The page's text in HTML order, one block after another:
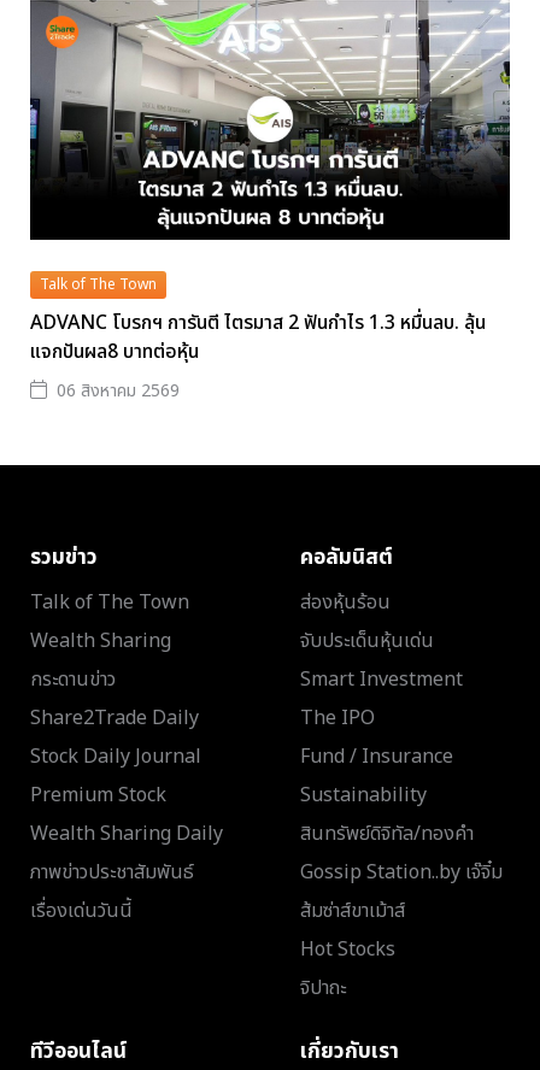
Talk of The Town
ADVANC โบรกฯ การันตี ไตรมาส 2 ฟันกำไร 1.3 หมื่นลบ. ลุ้น
แจกปันผล8 บาทต่อหุ้น
06 สิงหาคม 2569
รวมข่าว
Talk of The Town
Wealth Sharing
กระดานข่าว
Share2Trade Daily
Stock Daily Journal
Premium Stock
Wealth Sharing Daily
ภาพข่าวประชาสัมพันธ์
เรื่องเด่นวันนี้
คอลัมนิสต์
ส่องหุ้นร้อน
จับประเด็นหุ้นเด่น
Smart Investment
The IPO
Fund / Insurance
Sustainability
สินทรัพย์ดิจิทัล/ทองคำ
Gossip Station..by เจ๊จิ๋ม
ส้มซ่าส์ขาเม้าส์
Hot Stocks
จิปาถะ
ทีวีออนไลน์ เกี่ยวกับเรา